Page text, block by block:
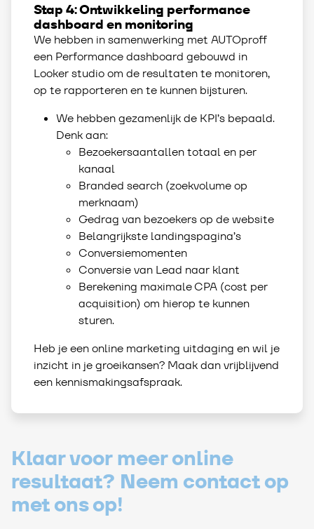
Stap 4: Ontwikkeling performance
dashboard en monitoring
We hebben in samenwerking met AUTOproff
een Performance dashboard gebouwd in
Looker studio om de resultaten te monitoren,
op te rapporteren en te kunnen bijsturen.
We hebben gezamenlijk de KPI’s bepaald.
Denk aan:
Bezoekersaantallen totaal en per
kanaal
Branded search (zoekvolume op
merknaam)
Gedrag van bezoekers op de website
Belangrijkste landingspagina’s
Conversiemomenten
Conversie van Lead naar klant
Berekening maximale CPA (cost per
acquisition) om hierop te kunnen
sturen.
Heb je een online marketing uitdaging en wil je
inzicht in je groeikansen? Maak dan vrijblijvend
een kennismakingsafspraak.
Klaar voor meer online
resultaat? Neem contact op
met ons op!